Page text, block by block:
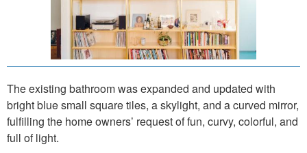
The existing bathroom was expanded and updated with
bright blue small square tiles, a skylight, and a curved mirror,
fulfilling the home owners’ request of fun, curvy, colorful, and
full of light.